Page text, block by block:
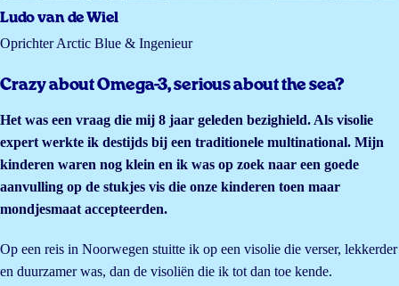
Ludo van de Wiel
Oprichter Arctic Blue & Ingenieur
Crazy about Omega-3, serious about the sea?
Het was een vraag die mij 8 jaar geleden bezighield. Als visolie
expert werkte ik destijds bij een traditionele multinational. Mijn
kinderen waren nog klein en ik was op zoek naar een goede
aanvulling op de stukjes vis die onze kinderen toen maar
mondjesmaat accepteerden.
Op een reis in Noorwegen stuitte ik op een visolie die verser, lekkerder
en duurzamer was, dan de visoliën die ik tot dan toe kende.